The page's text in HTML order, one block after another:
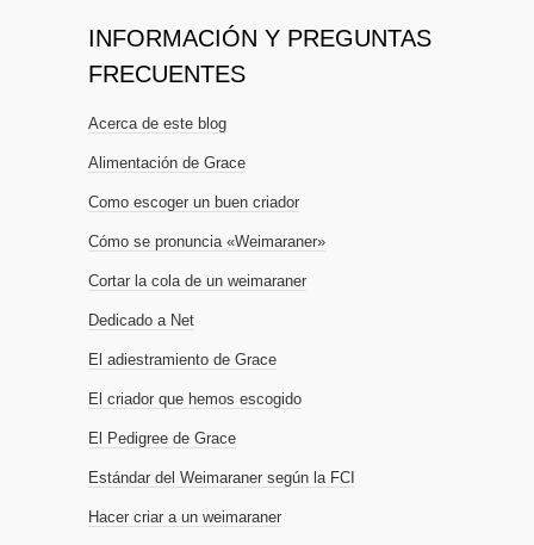
INFORMACIÓN Y PREGUNTAS
FRECUENTES
Acerca de este blog
Alimentación de Grace
Como escoger un buen criador
Cómo se pronuncia «Weimaraner»
Cortar la cola de un weimaraner
Dedicado a Net
El adiestramiento de Grace
El criador que hemos escogido
El Pedigree de Grace
Estándar del Weimaraner según la FCI
Hacer criar a un weimaraner